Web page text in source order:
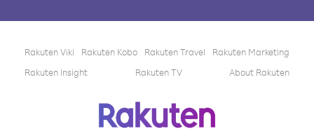
Rakuten Viki Rakuten Kobo Rakuten Travel
Rakuten Marketing
Rakuten Insight
Rakuten TV About Rakuten